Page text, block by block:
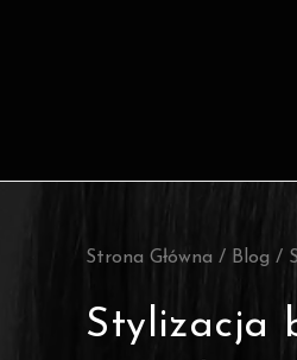
Strona Główna / Blog /
Stylizacja